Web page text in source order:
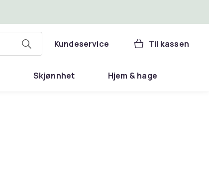
Kundeservice Til kassen
Skjønnhet Hjem & hage